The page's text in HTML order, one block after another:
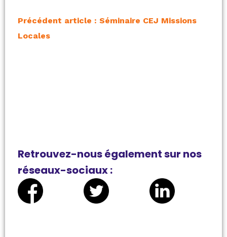
Précédent article : Séminaire CEJ Missions
Locales
Retrouvez-nous également sur nos
réseaux-sociaux :